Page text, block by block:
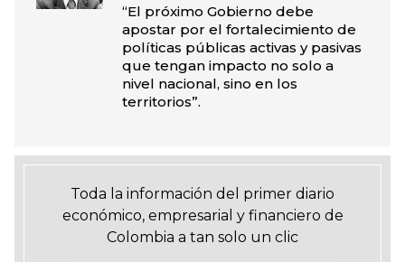
“El próximo Gobierno debe
apostar por el fortalecimiento de
políticas públicas activas y pasivas
que tengan impacto no solo a
nivel nacional, sino en los
territorios”.
Toda la información del primer diario
económico, empresarial y financiero de
Colombia a tan solo un clic